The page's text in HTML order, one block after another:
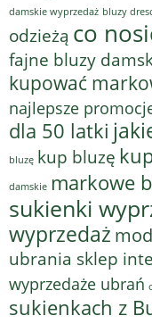
damskie wyprzedaż bluzy
odzieżą co
fajne bluzy
kupować
najlepsze
dla 50 latki
bluzę kup bluzę
damskie markowe
sukienki
wyprzedaż
ubrania sklep
wyprzedaże ubrań
sukienkach z